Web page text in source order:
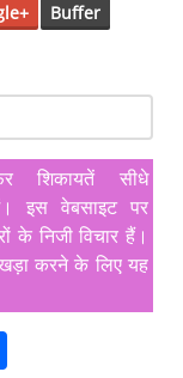
Buffer
शिकायतें सीधे
इस वेबसाइट पर
के निजी विचार हैं।
करने के लिए यह
S